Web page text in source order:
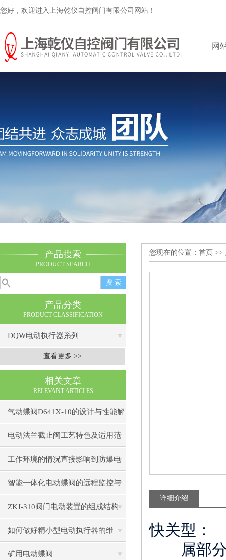
您好，欢迎进入上海乾仪自控阀门有限公司网站！
网
产品搜索
PRODUCT SEARCH
产品分类
PRODUCT CLASSIFICATION
DQW电动执行器系列
查看更多 >>
相关文章
RELEVANT ARTICLES
气动蝶阀D641X-10的设计与性能解
密
电动法兰截止阀工艺特色及适用范
围
工作环境的情况直接影响到防爆电
动闸阀使用
智能一体化电动蝶阀的远程监控与
管理技术研究
ZKJ-310阀门电动装置的组成结构
如何做好精小型电动执行器的维
护？
矿用电动蝶阀
您现在的位置： 首页 >>
详细介绍
快关型：
属部分